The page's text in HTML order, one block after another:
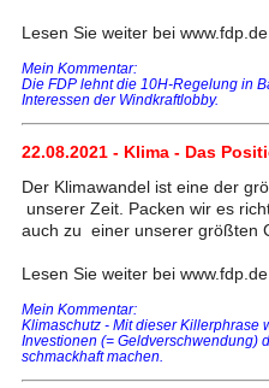
Lesen Sie weiter bei www.fdp.de
Mein Kommentar:
Die FDP lehnt die 10H-Regelung in
Interessen der Windkraftlobby.
22.08.2021 - Klima - Das
Der Klimawandel ist eine der
unserer Zeit. Packen wir es
auch zu einer unserer größten
Lesen Sie weiter bei www.fdp.de
Mein Kommentar:
Klimaschutz - Mit dieser Killerphrase
Investionen (= Geldverschwendung)
schmackhaft machen.